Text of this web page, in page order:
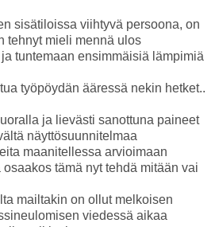
sisätiloissa viihtyvä persoona, on
tehnyt mieli mennä ulos
tuntemaan ensimmäisiä lämpimiä
työpöydän ääressä nekin hetket..
ja lievästi sanottuna paineet
näyttösuunnitelmaa
maanitellessa arvioimaan
tämä nyt tehdä mitään vai
mailtakin on ollut melkoisen
viedessä aikaa